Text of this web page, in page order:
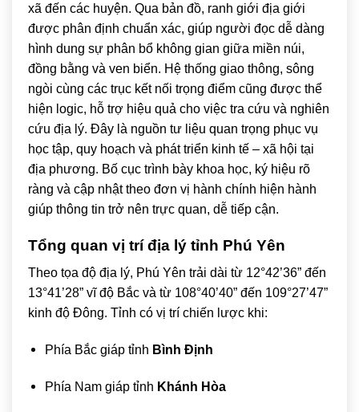
xã đến các huyện. Qua bản đồ, ranh giới địa giới
được phân định chuẩn xác, giúp người đọc dễ dàng
hình dung sự phân bổ không gian giữa miền núi,
đồng bằng và ven biển. Hệ thống giao thông, sông
ngòi cùng các trục kết nối trọng điểm cũng được thể
hiện logic, hỗ trợ hiệu quả cho việc tra cứu và nghiên
cứu địa lý. Đây là nguồn tư liệu quan trọng phục vụ
học tập, quy hoạch và phát triển kinh tế – xã hội tại
địa phương. Bố cục trình bày khoa học, ký hiệu rõ
ràng và cập nhật theo đơn vị hành chính hiện hành
giúp thông tin trở nên trực quan, dễ tiếp cận.
Tổng quan vị trí địa lý tỉnh Phú Yên
Theo tọa độ địa lý, Phú Yên trải dài từ 12°42’36” đến
13°41’28” vĩ độ Bắc và từ 108°40’40” đến 109°27’47”
kinh độ Đông. Tỉnh có vị trí chiến lược khi:
Phía Bắc giáp tỉnh Bình Định
Phía Nam giáp tỉnh Khánh Hòa